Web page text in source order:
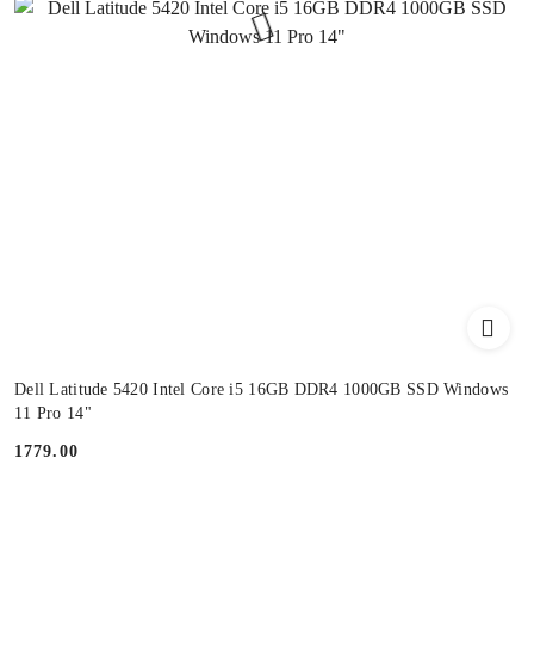
Dell Latitude 5420 Intel Core i5 16GB DDR4 1000GB SSD Windows
11 Pro 14"
Cena:
1779.00